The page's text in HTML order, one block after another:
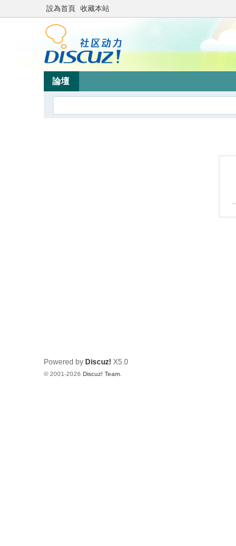
設為首頁 收藏本站
論壇
Powered by Discuz! X5.0
© 2001-2026 Discuz! Team